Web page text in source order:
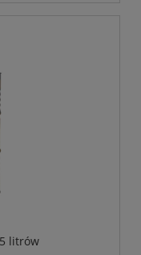
litrów